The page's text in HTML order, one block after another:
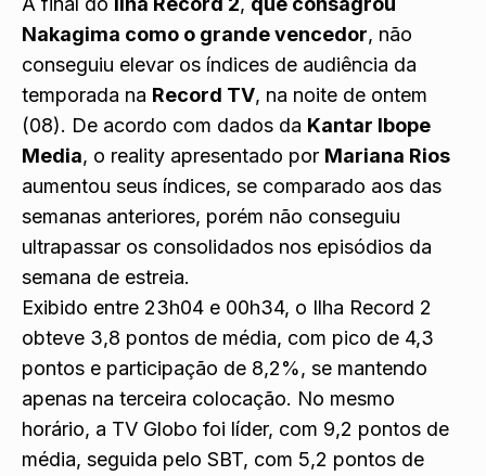
Nakagima como o grande vencedor, não
conseguiu elevar os índices de audiência da
temporada na Record TV, na noite de ontem
(08). De acordo com dados da Kantar Ibope
Media, o reality apresentado por Mariana Rios
aumentou seus índices, se comparado aos das
semanas anteriores, porém não conseguiu
ultrapassar os consolidados nos episódios da
semana de estreia.
Exibido entre 23h04 e 00h34, o Ilha Record 2
obteve 3,8 pontos de média, com pico de 4,3
pontos e participação de 8,2%, se mantendo
apenas na terceira colocação. No mesmo
horário, a TV Globo foi líder, com 9,2 pontos de
média, seguida pelo SBT, com 5,2 pontos de